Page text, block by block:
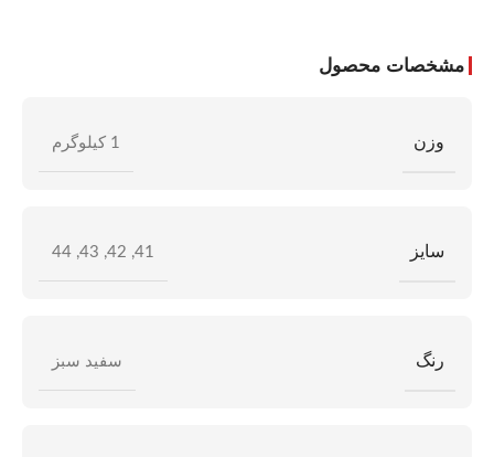
مشخصات محصول
وزن 1 کیلوگرم
سایز 41
,
42
,
43
,
44
رنگ سفید سبز